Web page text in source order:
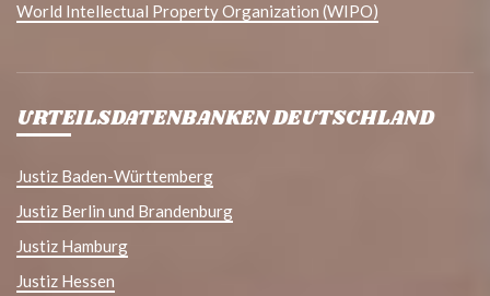
World Intellectual Property Organization (WIPO)
URTEILSDATENBANKEN DEUTSCHLAND
Justiz Baden-Württemberg
Justiz Berlin und Brandenburg
Justiz Hamburg
Justiz Hessen